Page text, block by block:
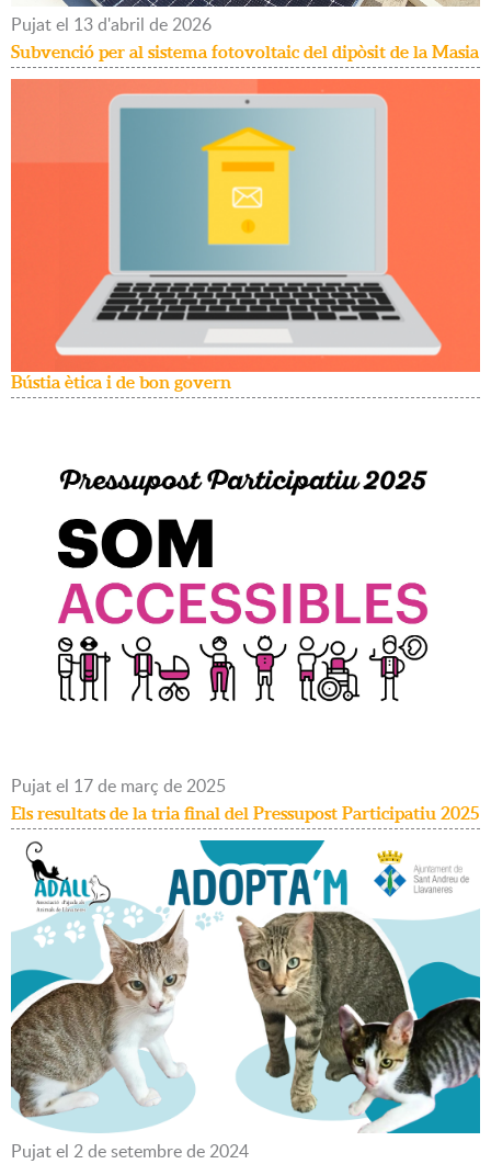
Pujatel 13d'abril de 2026
Subvenció per al sistema fotovoltaic del dipòsit de la Masia
Bústia ètica i de bon govern
Pujatel 17de març de 2025
Els resultats de la tria final del Pressupost Participatiu 2025
Pujatel 2desetembrede 2024